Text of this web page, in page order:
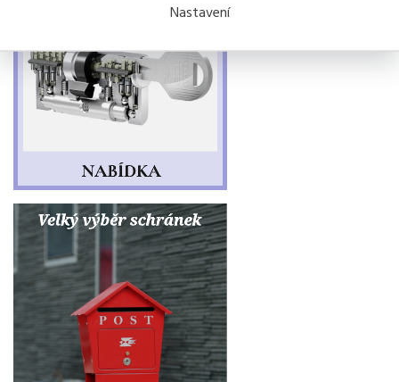
Nastavení